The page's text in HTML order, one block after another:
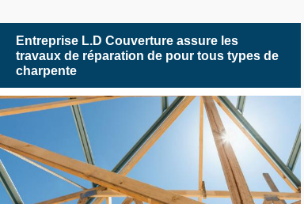
Entreprise L.D Couverture assure les
travaux de réparation de pour tous types de
charpente